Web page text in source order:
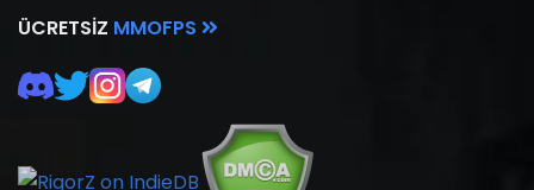
ÜCRETSIZ MMOFPS